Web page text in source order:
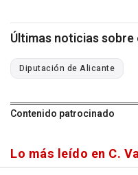
Últimas noticias
Diputación de Alicante
Contenido patrocinado
Lo más leído en C.